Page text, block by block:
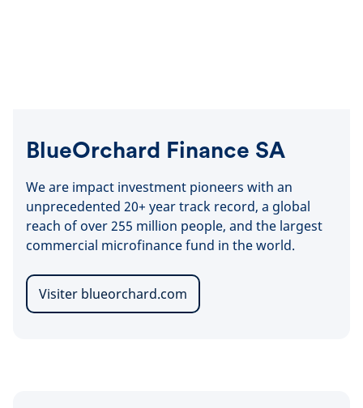
BlueOrchard Finance SA
We are impact investment pioneers with an
unprecedented 20+ year track record, a global
reach of over 255 million people, and the largest
commercial microfinance fund in the world.
Visiter blueorchard.com